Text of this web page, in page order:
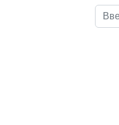
Поиск